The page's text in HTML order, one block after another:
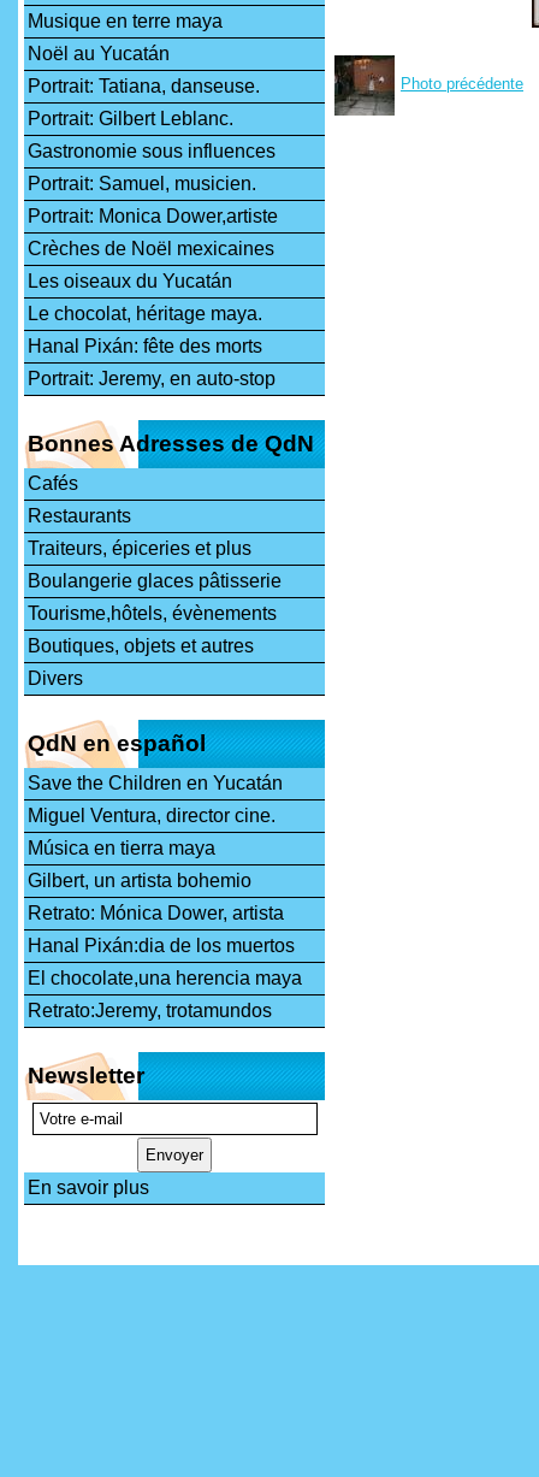
Musique en terre maya
Noël au Yucatán
Portrait: Tatiana, danseuse.
Portrait: Gilbert Leblanc.
Gastronomie sous influences
Portrait: Samuel, musicien.
Portrait: Monica Dower,artiste
Crèches de Noël mexicaines
Les oiseaux du Yucatán
Le chocolat, héritage maya.
Hanal Pixán: fête des morts
Portrait: Jeremy, en auto-stop
Bonnes Adresses de QdN
Cafés
Restaurants
Traiteurs, épiceries et plus
Boulangerie glaces pâtisserie
Tourisme,hôtels, évènements
Boutiques, objets et autres
Divers
QdN en español
Save the Children en Yucatán
Miguel Ventura, director cine.
Música en tierra maya
Gilbert, un artista bohemio
Retrato: Mónica Dower, artista
Hanal Pixán:dia de los muertos
El chocolate,una herencia maya
Retrato:Jeremy, trotamundos
Newsletter
En savoir plus
Photo précédente